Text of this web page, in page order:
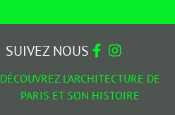
DÉCOUVREZ L'ARCHITECTURE DE
PARIS ET SON HISTOIRE
SUIVEZ NOUS